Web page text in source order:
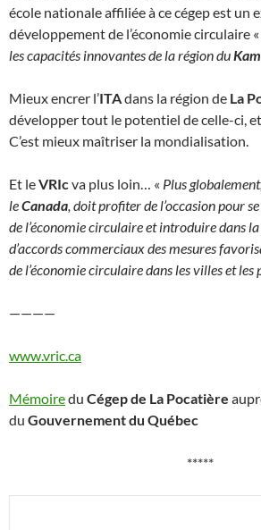
école nationale affiliée à ce cégep est un
développement de l’économie circulaire «
les capacités innovantes de la région du
Mieux encrer l’ITAdans la région de La
développer tout le potentiel de celle-ci,
C’est mieux maîtriser la mondialisation.
Et leVRIcva plus loin… « Plus
leCanada, doit profiter de l’occasion pour
de l’économie circulaire et introduire dans
d’accords commerciaux des mesures
de l’économie circulaire dans les villes et les
————
www.vric.ca
Mémoiredu Cégep de La Pocatière
du Gouvernement du Québec
*****